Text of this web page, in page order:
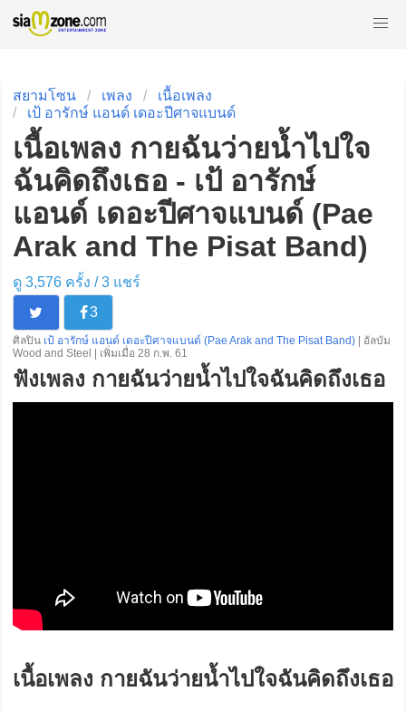
สยามโซน เพลง
เนื้อเพลง
เป้ อารักษ์ แอนด์ เดอะปีศาจแบนด์
เนื้อเพลง กายฉันว่ายน้ำไปใจ
ฉันคิดถึงเธอ - เป้ อารักษ์
แอนด์ เดอะปีศาจแบนด์ (Pae
Arak and The Pisat Band)
ดู 3,576 ครั้ง /3แชร์
3
ศิลปิน เป้ อารักษ์ แอนด์ เดอะปีศาจแบนด์ (Pae Arak and The Pisat Band)
| อัลบัม
Wood and Steel | เพิ่มเมื่อ 28 ก.พ. 61
ฟังเพลง กายฉันว่ายน้ำไปใจฉันคิดถึงเธอ
เนื้อเพลง กายฉันว่ายน้ำไปใจฉันคิดถึงเธอ